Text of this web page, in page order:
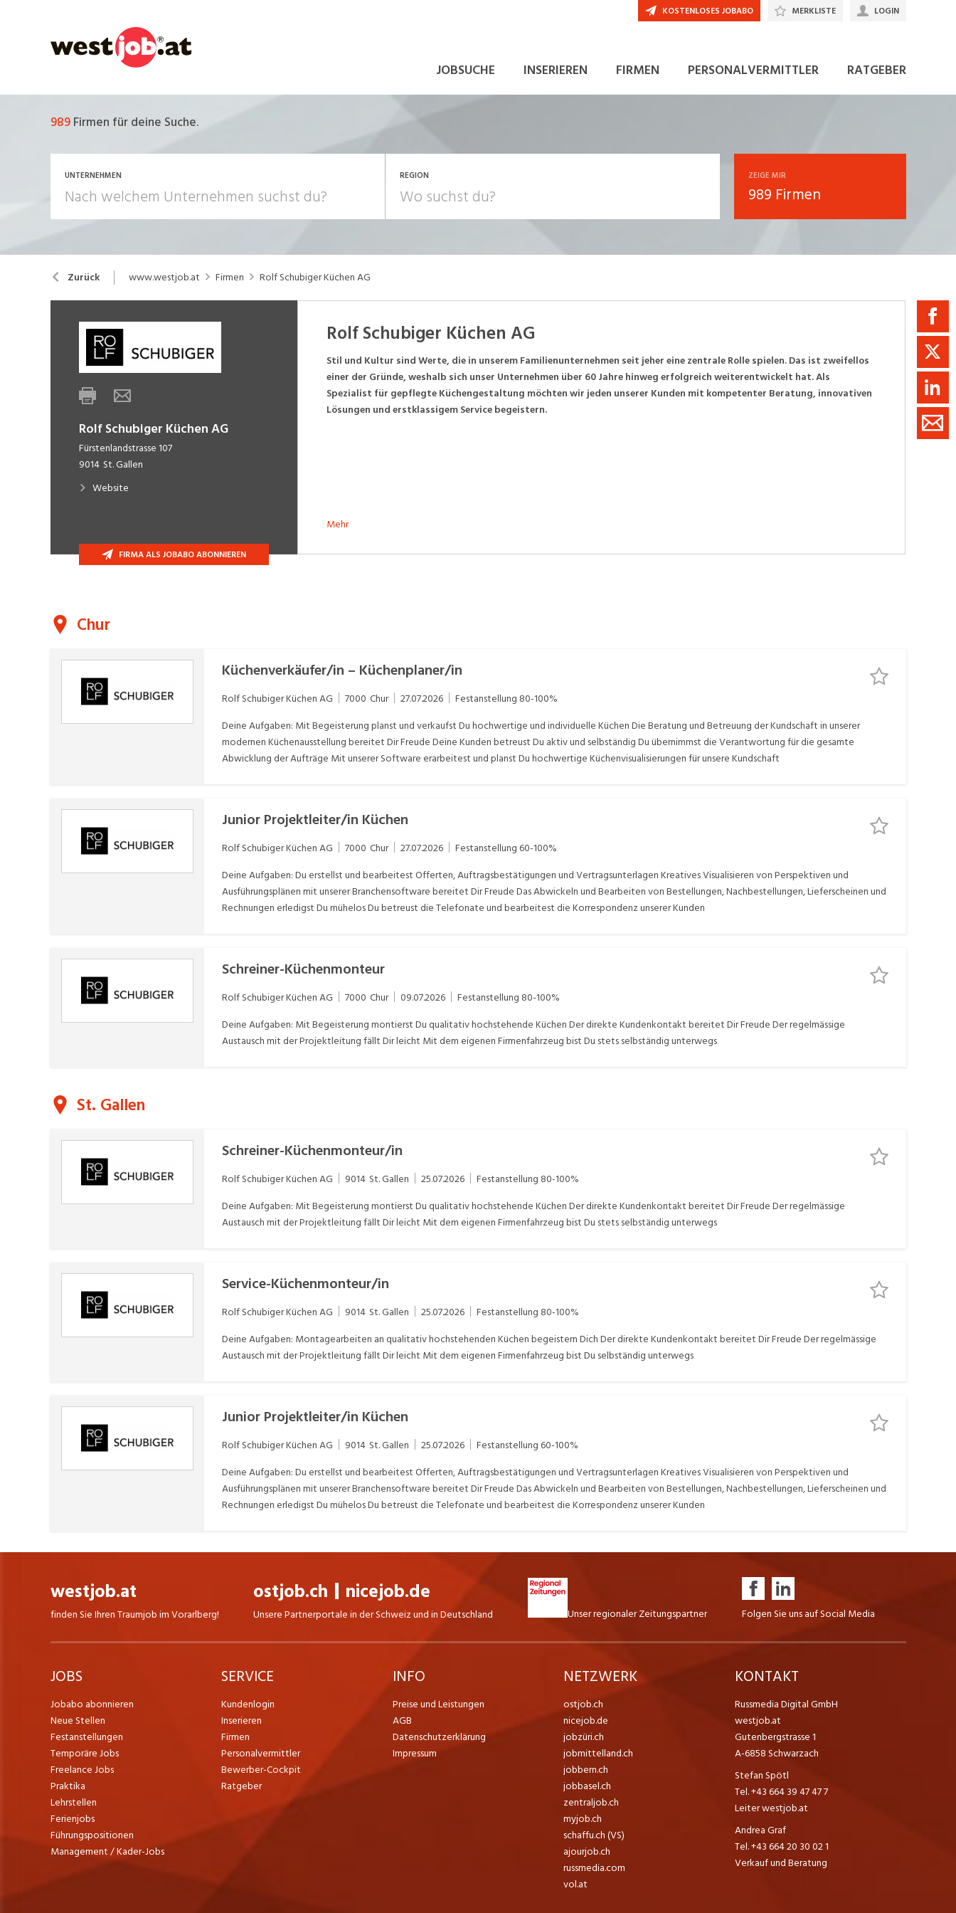
JOBSUCHE INSERIEREN FIRMEN PERSONALVERMITTLER RATGEBER
KOSTENLOSES JOBABO MERKLISTE LOGIN
989Firmen für deine Suche.
UNTERNEHMEN REGION ZEIGE MIR
989 Firmen
Zurück www.westjob.at Firmen Rolf Schubiger Küchen AG
Rolf Schubiger Küchen AG
Fürstenlandstrasse 107
9014 St. Gallen
Website
FIRMA ALS JOBABO ABONNIEREN
Rolf Schubiger Küchen AG
Stil und Kultur sind Werte, die in unserem Familienunternehmen seit jeher eine zentrale Rolle spielen. Das ist zweifellos
einer der Gründe, weshalb sich unser Unternehmen über 60 Jahre hinweg erfolgreich weiterentwickelt hat. Als
Spezialist für gepflegte Küchengestaltung möchten wir jeden unserer Kunden mit kompetenter Beratung, innovativen
Lösungen und erstklassigem Service begeistern.
Mehr
Chur
Küchenverkäufer/in – Küchenplaner/in
Rolf Schubiger Küchen AG 7000 Chur 27.07.2026 Festanstellung 80-100%
Deine Aufgaben: Mit Begeisterung planst und verkaufst Du hochwertige und individuelle Küchen Die Beratung und Betreuung der Kundschaft in unserer
modernen Küchenausstellung bereitet Dir Freude Deine Kunden betreust Du aktiv und selbständig Du übernimmst die Verantwortung für die gesamte
Abwicklung der Aufträge Mit unserer Software erarbeitest und planst Du hochwertige Küchenvisualisierungen für unsere Kundschaft
Junior Projektleiter/in Küchen
Rolf Schubiger Küchen AG 7000 Chur 27.07.2026 Festanstellung 60-100%
Deine Aufgaben: Du erstellst und bearbeitest Offerten, Auftragsbestätigungen und Vertragsunterlagen Kreatives Visualisieren von Perspektiven und
Ausführungsplänen mit unserer Branchensoftware bereitet Dir Freude Das Abwickeln und Bearbeiten von Bestellungen, Nachbestellungen, Lieferscheinen und
Rechnungen erledigst Du mühelos Du betreust die Telefonate und bearbeitest die Korrespondenz unserer Kunden
Schreiner-Küchenmonteur
Rolf Schubiger Küchen AG 7000 Chur 09.07.2026 Festanstellung 80-100%
Deine Aufgaben: Mit Begeisterung montierst Du qualitativ hochstehende Küchen Der direkte Kundenkontakt bereitet Dir Freude Der regelmässige
Austausch mit der Projektleitung fällt Dir leicht Mit dem eigenen Firmenfahrzeug bist Du stets selbständig unterwegs
St. Gallen
Schreiner-Küchenmonteur/in
Rolf Schubiger Küchen AG 9014 St. Gallen 25.07.2026 Festanstellung 80-100%
Deine Aufgaben: Mit Begeisterung montierst Du qualitativ hochstehende Küchen Der direkte Kundenkontakt bereitet Dir Freude Der regelmässige
Austausch mit der Projektleitung fällt Dir leicht Mit dem eigenen Firmenfahrzeug bist Du stets selbständig unterwegs
Service-Küchenmonteur/in
Rolf Schubiger Küchen AG 9014 St. Gallen 25.07.2026 Festanstellung 80-100%
Deine Aufgaben: Montagearbeiten an qualitativ hochstehenden Küchen begeistern Dich Der direkte Kundenkontakt bereitet Dir Freude Der regelmässige
Austausch mit der Projektleitung fällt Dir leicht Mit dem eigenen Firmenfahrzeug bist Du selbständig unterwegs
Junior Projektleiter/in Küchen
Rolf Schubiger Küchen AG 9014 St. Gallen 25.07.2026 Festanstellung 60-100%
Deine Aufgaben: Du erstellst und bearbeitest Offerten, Auftragsbestätigungen und Vertragsunterlagen Kreatives Visualisieren von Perspektiven und
Ausführungsplänen mit unserer Branchensoftware bereitet Dir Freude Das Abwickeln und Bearbeiten von Bestellungen, Nachbestellungen, Lieferscheinen und
Rechnungen erledigst Du mühelos Du betreust die Telefonate und bearbeitest die Korrespondenz unserer Kunden
westjob.at
finden Sie Ihren Traumjob im Vorarlberg!
ostjob.ch nicejob.de
Unsere Partnerportale in der Schweiz und in Deutschland Unser regionaler Zeitungspartner Folgen Sie uns auf Social Media
JOBS
Jobabo abonnieren
Neue Stellen
Festanstellungen
Temporäre Jobs
Freelance Jobs
Praktika
Lehrstellen
Ferienjobs
Führungspositionen
Management / Kader-Jobs
SERVICE
Kundenlogin
Inserieren
Firmen
Personalvermittler
Bewerber-Cockpit
Ratgeber
INFO
Preise und Leistungen
AGB
Datenschutzerklärung
Impressum
NETZWERK
ostjob.ch
nicejob.de
jobzüri.ch
jobmittelland.ch
jobbern.ch
jobbasel.ch
zentraljob.ch
myjob.ch
schaffu.ch (VS)
ajourjob.ch
russmedia.com
vol.at
KONTAKT
Russmedia Digital GmbH
westjob.at
Gutenbergstrasse 1
A-6858 Schwarzach
Stefan Spötl
Tel. +43 664 39 47 47 7
Leiter westjob.at
Andrea Graf
Tel. +43 664 20 30 02 1
Verkauf und Beratung